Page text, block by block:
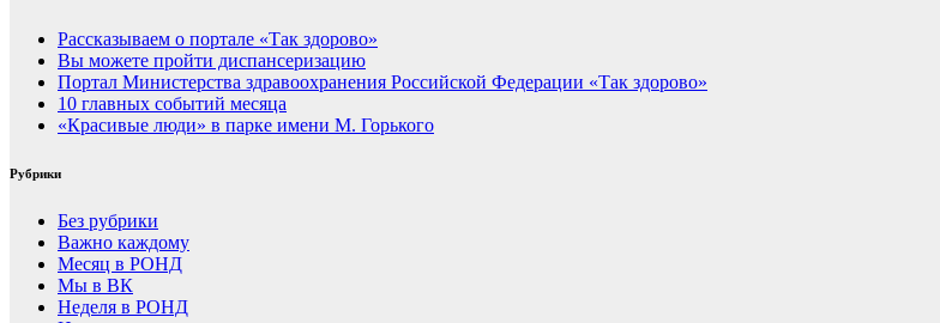
Рассказываем о портале «Так здорово»
Вы можете пройти диспансеризацию
Портал Министерства здравоохранения Российской Федерации «Так здорово»
10 главных событий месяца
«Красивые люди» в парке имени М. Горького
Рубрики
Без рубрики
Важно каждому
Месяц в РОНД
Мы в ВК
Неделя в РОНД